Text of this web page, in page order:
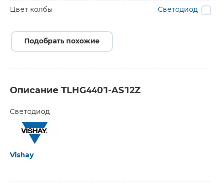
Цвет колбы Светодиод
Подобрать похожие
Описание TLHG4401-AS12Z
Светодиод
Vishay